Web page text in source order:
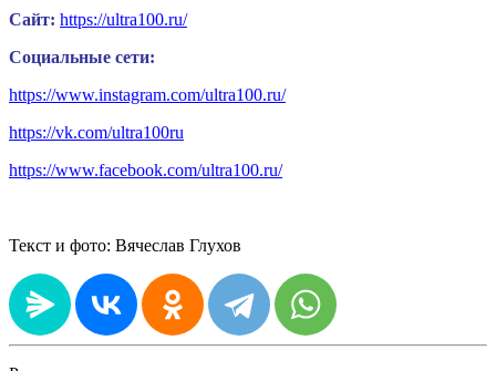
Сайт: https://ultra100.ru/
Социальные сети:
https://www.instagram.com/ultra100.ru/
https://vk.com/ultra100ru
https://www.facebook.com/ultra100.ru/
Текст и фото: Вячеслав Глухов